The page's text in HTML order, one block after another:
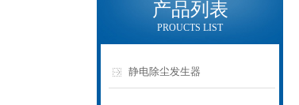
产品列表
PROUCTS LIST
静电除尘发生器